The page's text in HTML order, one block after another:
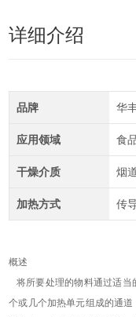
详细介绍
品牌 华
应用领域 食
干燥介质 烟
加热方式 传
概述
将所要处理的物料通过适当
个或几个加热单元组成的通